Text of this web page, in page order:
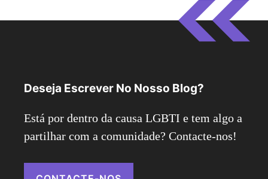
Deseja Escrever No Nosso Blog?
Está por dentro da causa LGBTI e tem algo a
partilhar com a comunidade? Contacte-nos!